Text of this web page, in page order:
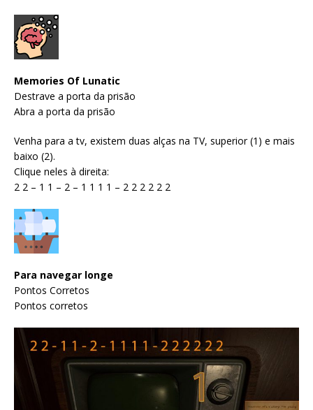
Memories Of Lunatic
Destrave a porta da prisão
Abra a porta da prisão
Venha para a tv, existem duas alças na TV, superior (1) e mais
baixo (2).
Clique neles à direita:
2 2 – 1 1 – 2 – 1 1 1 1 – 2 2 2 2 2 2
Para navegar longe
Pontos Corretos
Pontos corretos